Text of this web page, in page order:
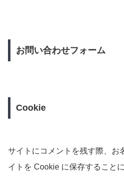
お問い合わせフォーム
Cookie
サイトにコメントを残す際、お
イトを Cookie に保存すること